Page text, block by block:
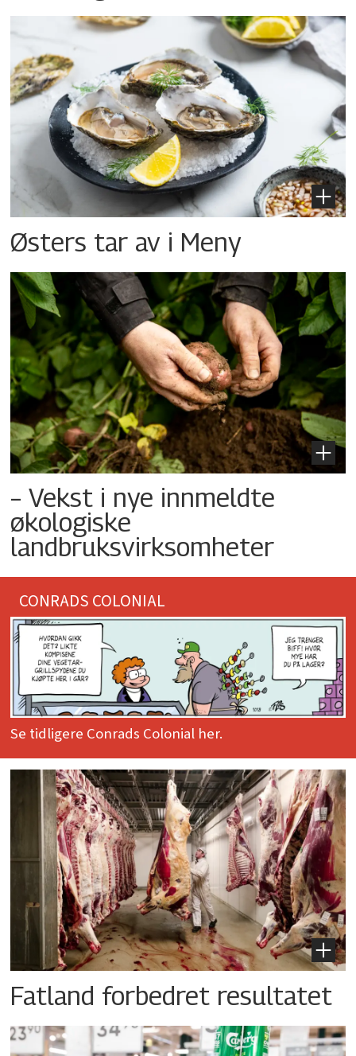
Østers tar av i Meny
– Vekst i nye innmeldte
økologiske
landbruksvirksomheter
CONRADS COLONIAL
Se tidligere Conrads Colonial her.
Fatland forbedret resultatet